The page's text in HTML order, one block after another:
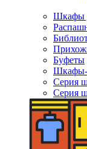
Шкафы
Буфеты
Шкафы-
Серия
Серия